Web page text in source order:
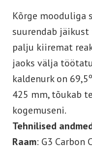
Kõrge mooduliga
suurendab jäikust
palju kiiremat
jaoks välja
kaldenurk on
425 mm, tõukab
kogemuseni.
Tehnilised
Raam: G3 Carbon